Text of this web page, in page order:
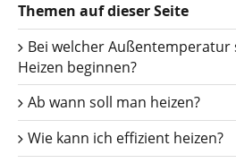
Themen auf dieser Seite
Bei welcher
Heizen beginnen?
Ab wann soll man heizen?
Wie kann ich effizient heizen?